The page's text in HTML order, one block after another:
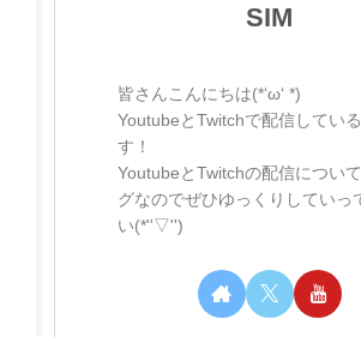
SIM
皆さんこんにちは(*‘ω‘ *)
YoutubeとTwitchで配信してい
す！
YoutubeとTwitchの配信につい
グなのでぜひゆっくりしていっ
い(*''▽'')